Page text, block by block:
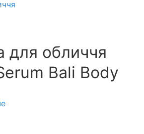
для обличчя
Bali Body